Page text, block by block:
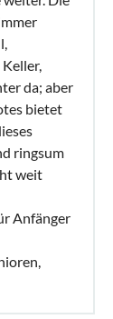
da; aber
bietet
ringsum
weit
Anfänger